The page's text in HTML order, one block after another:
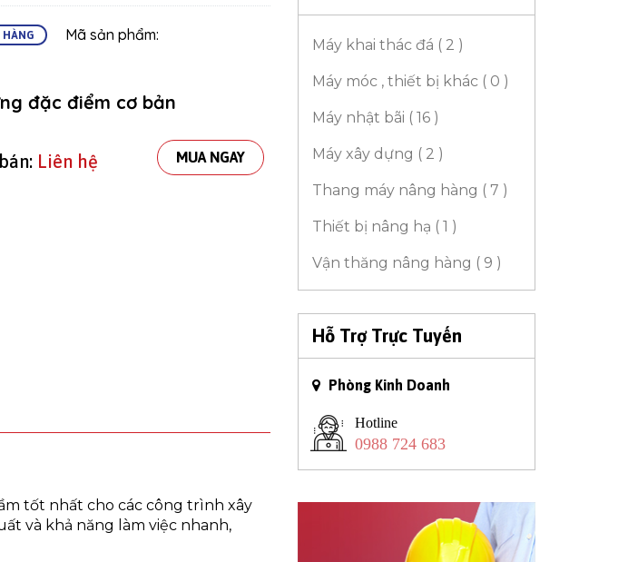
HÀNG Mã sản phẩm:
đặc điểm cơ bản
Liên hệ MUA NGAY
tốt nhất cho các công trình xây
và khả năng làm việc nhanh,
Máy khai thác đá ( 2 )
Máy móc , thiết bị khác ( 0 )
Máy nhật bãi ( 16 )
Máy xây dựng ( 2 )
Thang máy nâng hàng ( 7 )
Thiết bị nâng hạ ( 1 )
Vận thăng nâng hàng ( 9 )
Hỗ Trợ Trực Tuyến
Phòng Kinh Doanh
Hotline
0988 724 683